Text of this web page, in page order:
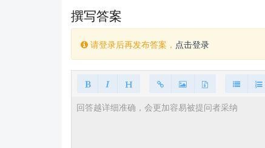
撰写答案
请登录后再发布答案， 点击登录